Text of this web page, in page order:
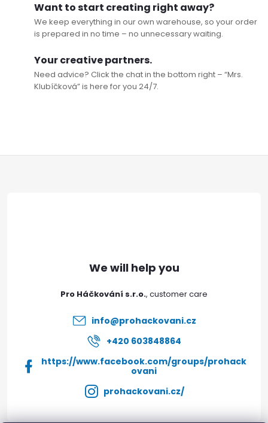
Want to start creating right away?
We keep everything in our own warehouse, so your order
is prepared in no time – no unnecessary waiting.
Your creative partners.
Need advice? Click the chat in the bottom right – “Mrs.
Klubíčková” is here for you 24/7.
Pro Háčkování s.r.o.
info@prohackovani.cz
+420 603848864
https://www.facebook.com/groups/prohack
ovani
prohackovani.cz/